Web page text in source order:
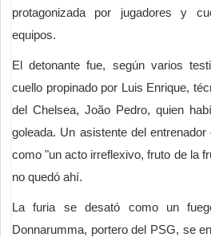
protagonizada por jugadores y
equipos.
El detonante fue, según varios
cuello propinado por Luis Enrique,
del Chelsea, João Pedro, quien
goleada. Un asistente del
como "un acto irreflexivo, fruto de la
no quedó ahí.
La furia se desató como un
Donnarumma, portero del PSG, se